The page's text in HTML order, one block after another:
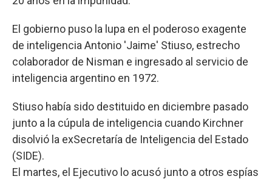
El gobierno puso la lupa en el poderoso exagente
de inteligencia Antonio 'Jaime' Stiuso, estrecho
colaborador de Nisman e ingresado al servicio de
inteligencia argentino en 1972.
Stiuso había sido destituido en diciembre pasado
junto a la cúpula de inteligencia cuando Kirchner
disolvió la exSecretaría de Inteligencia del Estado
(SIDE).
El martes, el Ejecutivo lo acusó junto a otros espías